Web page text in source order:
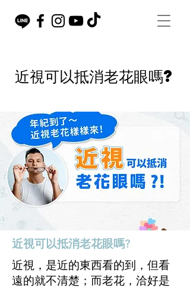
近視可以抵消老花眼嗎?
近視可以抵消老花眼嗎?
近視，是近的東西看的到，但看
遠的就不清楚；而老花，洽好是